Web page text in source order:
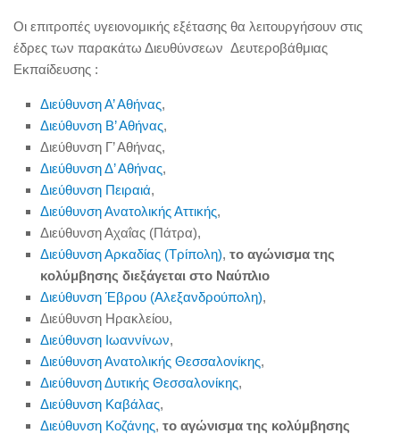
Οι επιτροπές υγειονομικής εξέτασης θα λειτουργήσουν στις
έδρες των παρακάτω Διευθύνσεων Δευτεροβάθμιας
Εκπαίδευσης :
Διεύθυνση Α’ Αθήνας,
Διεύθυνση Β’ Αθήνας,
Διεύθυνση Γ’ Αθήνας,
Διεύθυνση Δ’ Αθήνας,
Διεύθυνση Πειραιά,
Διεύθυνση Ανατολικής Αττικής,
Διεύθυνση Αχαΐας (Πάτρα),
Διεύθυνση Αρκαδίας (Τρίπολη), το αγώνισμα της
κολύμβησης διεξάγεται στο Ναύπλιο
Διεύθυνση Έβρου (Αλεξανδρούπολη),
Διεύθυνση Ηρακλείου,
Διεύθυνση Ιωαννίνων,
Διεύθυνση Ανατολικής Θεσσαλονίκης,
Διεύθυνση Δυτικής Θεσσαλονίκης,
Διεύθυνση Καβάλας,
Διεύθυνση Κοζάνης, το αγώνισμα της κολύμβησης